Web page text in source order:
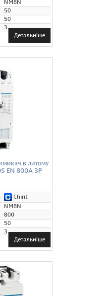
NM8N
50
50
3
Детальніше
в литому
EN 800A 3P
Chint
NM8N
800
50
3
Детальніше